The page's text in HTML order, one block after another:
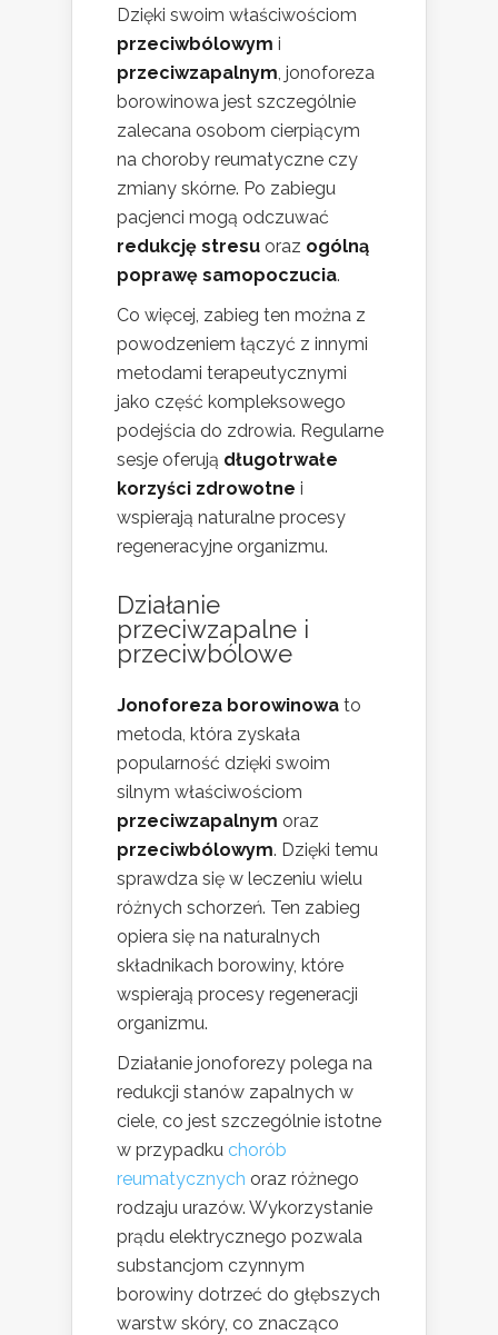
Dzięki swoim właściwościom
przeciwbólowym i
przeciwzapalnym , jonoforeza
borowinowa jest szczególnie
zalecana osobom cierpiącym
na choroby reumatyczne czy
zmiany skórne. Po zabiegu
pacjenci mogą odczuwać
redukcję stresu oraz ogólną
poprawę samopoczucia.
Co więcej, zabieg ten można z
powodzeniem łączyć z innymi
metodami terapeutycznymi
jako część kompleksowego
podejścia do zdrowia. Regularne
sesje oferują długotrwałe
korzyści zdrowotne i
wspierają naturalne procesy
regeneracyjne organizmu.
Działanie
przeciwzapalne i
przeciwbólowe
Jonoforeza borowinowa to
metoda, która zyskała
popularność dzięki swoim
silnym właściwościom
przeciwzapalnym oraz
przeciwbólowym. Dzięki temu
sprawdza się w leczeniu wielu
różnych schorzeń. Ten zabieg
opiera się na naturalnych
składnikach borowiny, które
wspierają procesy regeneracji
organizmu.
Działanie jonoforezy polega na
redukcji stanów zapalnych w
ciele, co jest szczególnie istotne
w przypadku chorób
reumatycznych oraz różnego
rodzaju urazów. Wykorzystanie
prądu elektrycznego pozwala
substancjom czynnym
borowiny dotrzeć do głębszych
warstw skóry, co znacząco